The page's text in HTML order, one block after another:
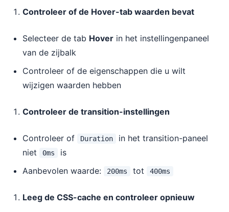
Controleer of de Hover-tab waarden bevat
Selecteer de tab Hover in het instellingenpaneel
van de zijbalk
Controleer of de eigenschappen die u wilt
wijzigen waarden hebben
Controleer de transition-instellingen
Controleer of Duration
in het transition-paneel
niet
0ms
is
Aanbevolen waarde:
200ms tot 400ms
Leeg de CSS-cache en controleer opnieuw